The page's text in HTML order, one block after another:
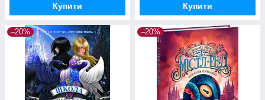
Купити Купити
–20% –20%